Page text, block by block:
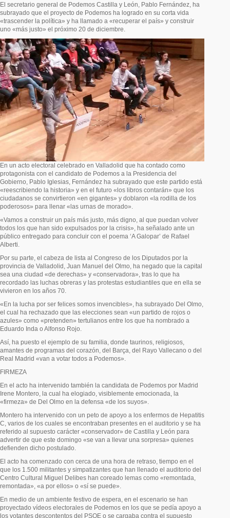
El secretario general de Podemos Castilla y León, Pablo Fernández, ha
subrayado que el proyecto de Podemos ha logrado en su corta vida
«trascender la política» y ha llamado a «recuperar el país» y construir
uno «más justo» el próximo 20 de diciembre.
En un acto electoral celebrado en Valladolid que ha contado como
protagonista con el candidato de Podemos a la Presidencia del
Gobierno, Pablo Iglesias, Fernández ha subrayado que este partido está
«reescribiendo la historia» y en el futuro «los libros contarán» que los
ciudadanos se convirtieron «en gigantes» y doblaron «la rodilla de los
poderosos» para llenar «las urnas de morado».
«Vamos a construir un país más justo, más digno, al que puedan volver
todos los que han sido expulsados por la crisis», ha señalado ante un
público entregado para concluir con el poema ‘A Galopar’ de Rafael
Alberti.
Por su parte, el cabeza de lista al Congreso de los Diputados por la
provincia de Valladolid, Juan Manuel del Olmo, ha negado que la capital
sea una ciudad «de derechas» y «conservadora», tras lo que ha
recordado las luchas obreras y las protestas estudiantiles que en ella se
vivieron en los años 70.
«En la lucha por ser felices somos invencibles», ha subrayado Del Olmo,
el cual ha rechazado que las elecciones sean «un partido de rojos o
azules» como «pretenden» tertulianos entre los que ha nombrado a
Eduardo Inda o Alfonso Rojo.
Así, ha puesto el ejemplo de su familia, donde taurinos, religiosos,
amantes de programas del corazón, del Barça, del Rayo Vallecano o del
Real Madrid «van a votar todos a Podemos».
FIRMEZA
En el acto ha intervenido también la candidata de Podemos por Madrid
Irene Montero, la cual ha elogiado, visiblemente emocionada, la
«firmeza» de Del Olmo en la defensa «de los suyos».
Montero ha intervenido con un peto de apoyo a los enfermos de Hepatitis
C, varios de los cuales se encontraban presentes en el auditorio y se ha
referido al supuesto carácter «conservador» de Castilla y León para
advertir de que este domingo «se van a llevar una sorpresa» quienes
defienden dicho postulado.
El acto ha comenzado con cerca de una hora de retraso, tiempo en el
que los 1.500 militantes y simpatizantes que han llenado el auditorio del
Centro Cultural Miguel Delibes han coreado lemas como «remontada,
remontada», «a por ellos» o «sí se puede».
En medio de un ambiente festivo de espera, en el escenario se han
proyectado vídeos electorales de Podemos en los que se pedía apoyo a
los votantes descontentos del PSOE o se cargaba contra el supuesto